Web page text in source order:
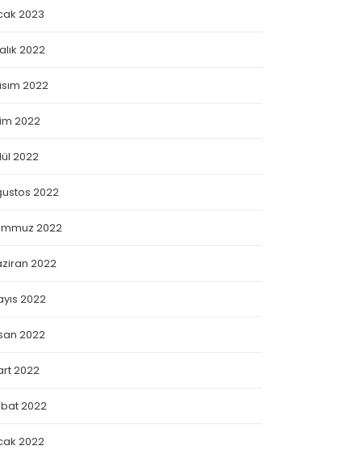
2023
2022
2022
2022
2022
2022
2022
2022
2022
2022
2022
2022
2022